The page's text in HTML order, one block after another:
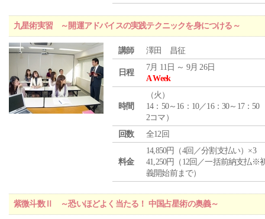
九星術実習 ～開運アドバイスの実践テクニックを身につける～
講師 澤田 昌征
日程
7月 11日 ～ 9月 26日
A Week
時間
（火 ）
14：50～16：10／16：30～17：50
2コマ）
回数
全12回
料金
14,850円（4回／分割支払い）×3
41,250円（12回／一括前納支払※
義開始前まで）
紫微斗数Ⅱ ～恐いほどよく当たる！ 中国占星術の奥義～